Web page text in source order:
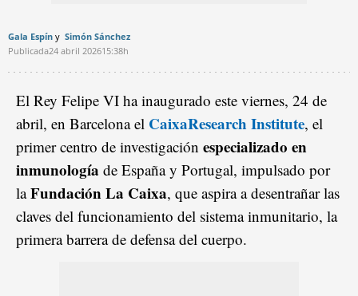
Gala Espín
Simón Sánchez
Publicada24 abril 202615:38h
El Rey Felipe VI ha inaugurado este viernes, 24 de
abril, en Barcelona el CaixaResearch Institute, el
primer centro de investigación especializado en
inmunología de España y Portugal, impulsado por
laFundación La Caixa, que aspira a desentrañar las
claves del funcionamiento del sistema inmunitario, la
primera barrera de defensa del cuerpo.